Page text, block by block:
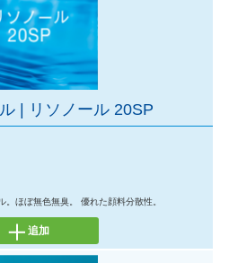
| リソノール 20SP
ほぼ無色無臭。 優れた顔料分散性。
追加